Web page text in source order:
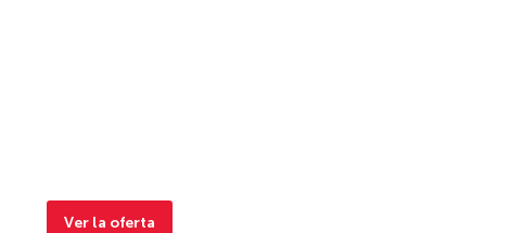
Ver la oferta